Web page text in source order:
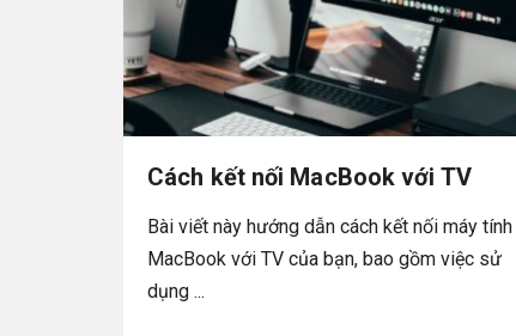
Cách kết nối MacBook với TV
Bài viết này hướng dẫn cách kết nối máy tính
MacBook với TV của bạn, bao gồm việc sử
dụng ...